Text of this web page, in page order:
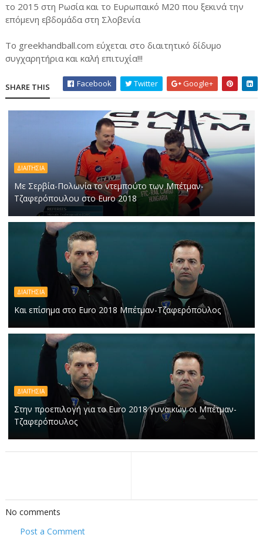
το 2015 στη Ρωσία και το Ευρωπαικό Μ20 που ξεκινά την
επόμενη εβδομάδα στη Σλοβενία
Το greekhandball.com εύχεται στο διαιτητικό δίδυμο
συγχαρητήρια και καλή επιτυχία!!!
SHARE THIS Facebook Twitter Google+
ΔΙΑΙΤΗΣΙΑ
Με Σερβία-Πολωνία το ντεμπούτο των Μπέτμαν-
Τζαφερόπουλου στο Euro 2018
ΔΙΑΙΤΗΣΙΑ
Και επίσημα στο Euro 2018 Μπέτμαν-Τζαφερόπουλος
ΔΙΑΙΤΗΣΙΑ
Στην προεπιλογή για το Euro 2018 γυναικών οι Μπέτμαν-
Τζαφερόπουλος
No comments
Post a Comment